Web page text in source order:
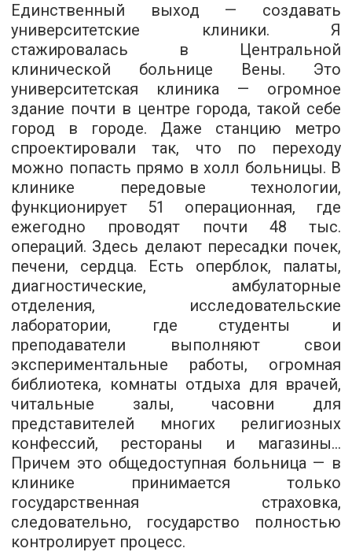
Единственный выход — создавать
университетские клиники. Я
стажировалась в Центральной
клинической больнице Вены. Это
университетская клиника — огромное
здание почти в центре города, такой себе
город в городе. Даже станцию метро
спроектировали так, что по переходу
можно попасть прямо в холл больницы. В
клинике передовые технологии,
функционирует 51 операционная, где
ежегодно проводят почти 48 тыс.
операций. Здесь делают пересадки почек,
печени, сердца. Есть оперблок, палаты,
диагностические, амбулаторные
отделения, исследовательские
лаборатории, где студенты и
преподаватели выполняют свои
экспериментальные работы, огромная
библиотека, комнаты отдыха для врачей,
читальные залы, часовни для
представителей многих религиозных
конфессий, рестораны и магазины...
Причем это общедоступная больница — в
клинике принимается только
государственная страховка,
следовательно, государство полностью
контролирует процесс.